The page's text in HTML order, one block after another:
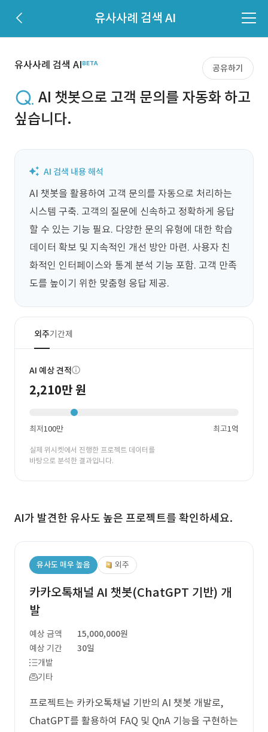
유사사례 검색 AI
유사사례 검색 AI 공유하기
AI 챗봇으로 고객 문의를 자동화 하고
싶습니다.
AI 챗봇을 활용하여 고객 문의를 자동으로 처리하는
시스템 구축. 고객의 질문에 신속하고 정확하게 응답
할 수 있는 기능 필요. 다양한 문의 유형에 대한 학습
데이터 확보 및 지속적인 개선 방안 마련. 사용자 친
화적인 인터페이스와 통계 분석 기능 포함. 고객 만족
도를 높이기 위한 맞춤형 응답 제공.
외주기간제
AI 예상 견적
2,210만 원
최저100만 최고1억
실제 위시켓에서 진행한 프로젝트 데이터를
바탕으로 분석한 결과입니다.
AI가 발견한 유사도 높은 프로젝트를 확인하세요.
유사도 매우 높음 외주
카카오톡채널 AI 챗봇(ChatGPT 기반) 개
발
예상 금액
15,000,000원
예상 기간
30일
개발
기타
프로젝트는 카카오톡채널 기반의 AI 챗봇 개발로,
ChatGPT를 활용하여 FAQ 및 QnA 기능을 구현하는